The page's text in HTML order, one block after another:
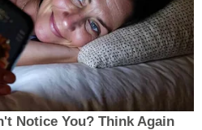
Notice You? Think Again